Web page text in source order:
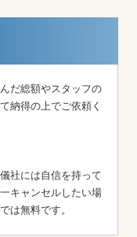
だ総額やスタッフの
納得の上でご依頼く
社には自信を持って
キャンセルしたい場
は無料です。